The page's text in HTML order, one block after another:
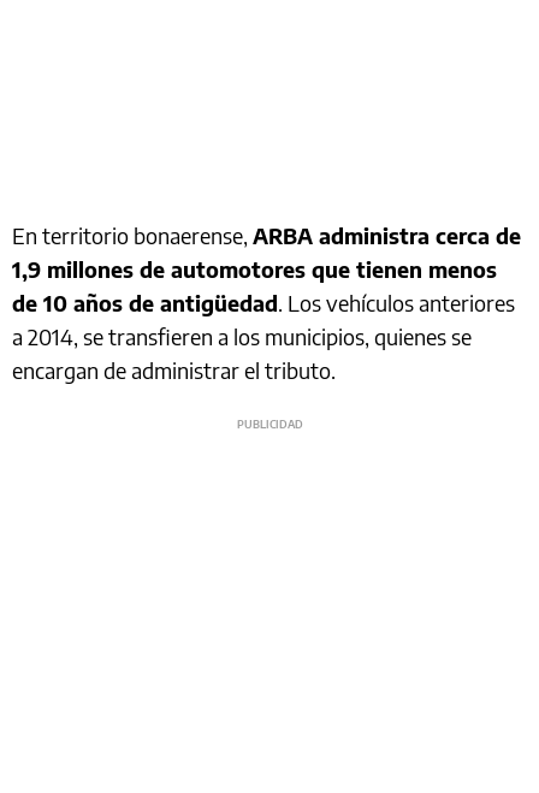
En territorio bonaerense, ARBA administra cerca de
1,9 millones de automotores que tienen menos
de 10 años de antigüedad. Los vehículos anteriores
a 2014, se transfieren a los municipios, quienes se
encargan de administrar el tributo.